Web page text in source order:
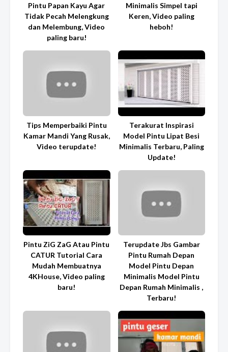
Pintu Papan Kayu Agar
Tidak Pecah Melengkung
dan Melembung, Video
paling baru!
Minimalis Simpel tapi
Keren, Video paling
heboh!
Tips Memperbaiki Pintu
Kamar Mandi Yang Rusak,
Video terupdate!
Terakurat Inspirasi
Model Pintu Lipat Besi
Minimalis Terbaru, Paling
Update!
Pintu ZiG ZaG Atau Pintu
CATUR Tutorial Cara
Mudah Membuatnya
4KHouse, Video paling
baru!
Terupdate Jbs Gambar
Pintu Rumah Depan
Model Pintu Depan
Minimalis Model Pintu
Depan Rumah Minimalis ,
Terbaru!